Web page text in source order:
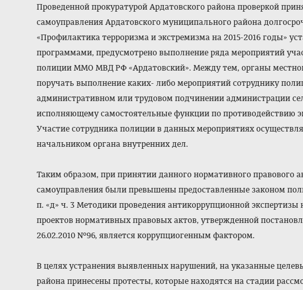
Проведенной прокуратурой Ардатовского района проверкой
самоуправления Ардатовского муниципального района
«Профилактика терроризма и экстремизма на 2015-2016 годы»
программами, предусмотрено выполнение ряда мероприятий
полиции ММО МВД РФ «Ардатовский». Между тем, органы
поручать выполнение каких- либо мероприятий сотруднику
административном или трудовом подчинении администрации
исполняющему самостоятельные функции по противодействию
Участие сотрудника полиции в данных мероприятиях
начальником органа внутренних дел.
Таким образом, при принятии данного нормативного правового
самоуправления были превышены предоставленные законом
п. «д» ч. 3 Методики проведения антикоррупционной
проектов нормативных правовых актов, утвержденной
26.02.2010 №96, является коррупциогенным фактором.
В целях устранения выявленных нарушений, на указанные
района принесены протесты, которые находятся на стадии